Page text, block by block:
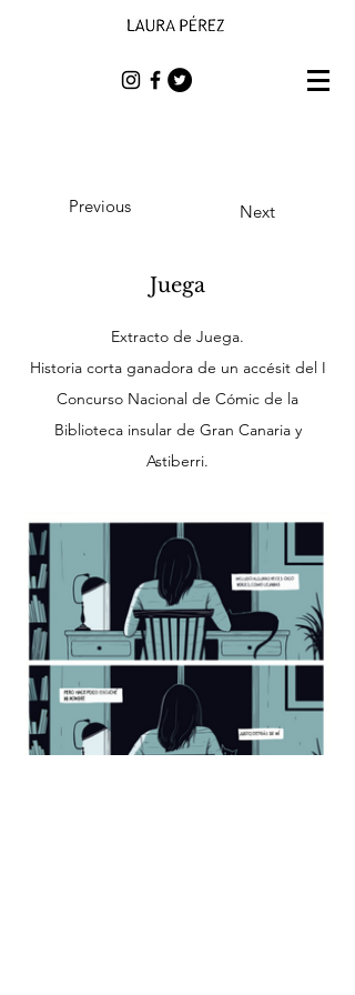
Previous Next
Juega
Extracto de Juega.
Historia corta ganadora de un accésit del I
Concurso Nacional de Cómic de la
Biblioteca insular de Gran Canaria y
Astiberri.